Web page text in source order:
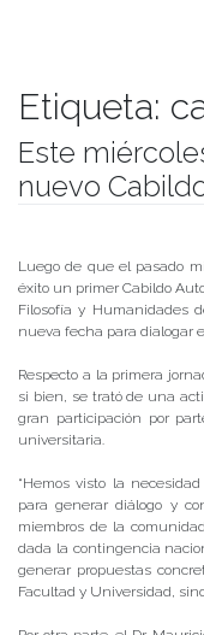
Etiqueta:
Este
nuevo
Luego de que el pasado
éxito un primer Cabildo
Filosofía y Humanidades
nueva fecha para dialogar
Respecto a la primera
si bien, se trató de una
gran participación por
universitaria.
“Hemos visto la
para generar diálogo y
miembros de la
dada la contingencia
generar propuestas
Facultad y Universidad,